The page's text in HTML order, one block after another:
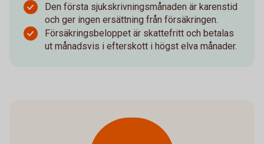
Den första sjukskrivningsmånaden är karenstid
och ger ingen ersättning från försäkringen.
Försäkringsbeloppet är skattefritt och betalas
ut månadsvis i efterskott i högst elva månader.